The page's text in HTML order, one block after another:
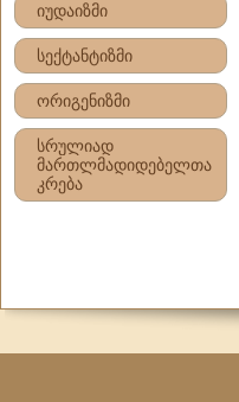
იუდაიზმი
სექტანტიზმი
ორიგენიზმი
სრულიად
მართლმადიდებელთა
კრება